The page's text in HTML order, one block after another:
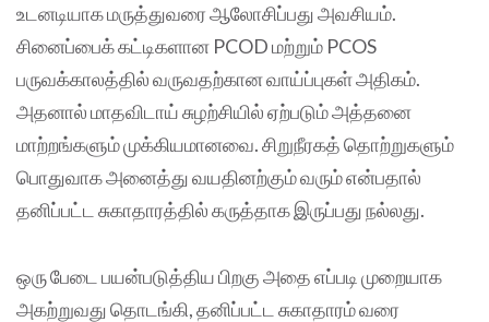
உடனடியாக மருத்துவரை ஆலோசிப்பது அவசியம்.
சினைப்பைக் கட்டிகளான PCOD மற்றும் PCOS
பருவக்காலத்தில் வருவதற்கான வாய்ப்புகள் அதிகம்.
அதனால் மாதவிடாய் சுழற்சியில் ஏற்படும் அத்தனை
மாற்றங்களும் முக்கியமானவை. சிறுநீரகத் தொற்றுகளும்
பொதுவாக அனைத்து வயதினற்கும் வரும் என்பதால்
தனிப்பட்ட சுகாதாரத்தில் கருத்தாக இருப்பது நல்லது.
ஒரு பேடை பயன்படுத்திய பிறகு அதை எப்படி முறையாக
அகற்றுவது தொடங்கி, தனிப்பட்ட சுகாதாரம் வரை